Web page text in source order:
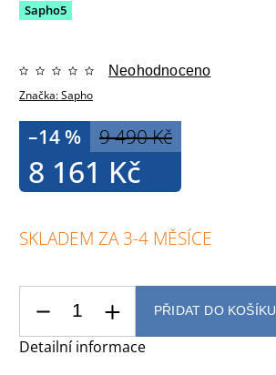
Sapho5
Značka:Sapho
Neohodnoceno
9 490 Kč
–14 %
8 161 Kč
SKLADEM ZA 3-4 MĚSÍCE
PŘIDAT DO KOŠÍKU
Detailní informace